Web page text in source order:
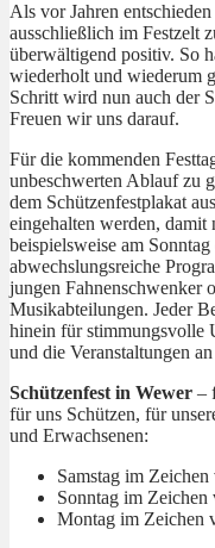
Als vor Jahren
ausschließlich im Festzelt
überwältigend positiv. So
wiederholt und wiederum
Schritt wird nun auch der
Freuen wir uns darauf.
Für die kommenden
unbeschwerten Ablauf zu
dem Schützenfestplakat
eingehalten werden, damit
beispielsweise am
abwechslungsreiche
jungen Fahnenschwenker
Musikabteilungen. Jeder
hinein für stimmungsvolle
und die Veranstaltungen
Schützenfest in Wewer –
für uns Schützen, für
und Erwachsenen:
Samstag im
Sonntag im
Montag im Zeichen